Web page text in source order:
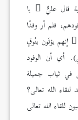
قال عليٌّ
يا
فلم أر وفدًا
إنهم يؤتَون بنُوقٍ
أي أن الوفود
في ثياب جميلة
الله تعالى؟
للقاء الله تعالى